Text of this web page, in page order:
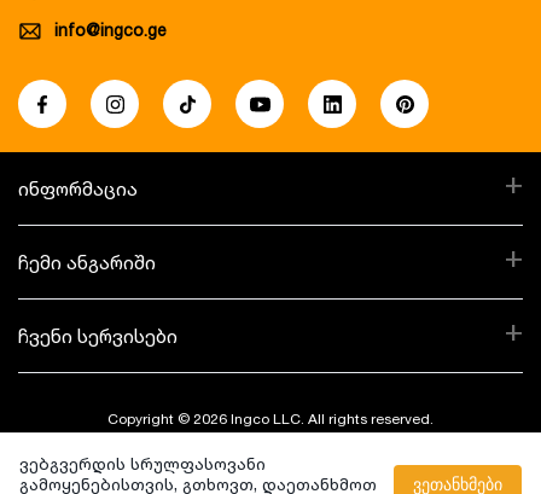
info@ingco.ge
+
ინფორმაცია
+
ჩემი ანგარიში
+
ჩვენი სერვისები
Copyright © 2026 Ingco LLC. All rights reserved.
Created By:
ვებგვერდის სრულფასოვანი
გამოყენებისთვის, გთხოვთ, დაეთანხმოთ
ვეთანხმები